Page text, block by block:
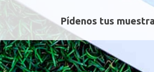
Pídenos tus